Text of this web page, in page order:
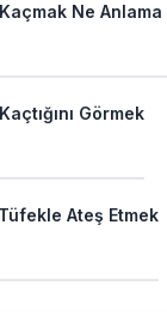
Ne
Görmek
Ateş Etmek